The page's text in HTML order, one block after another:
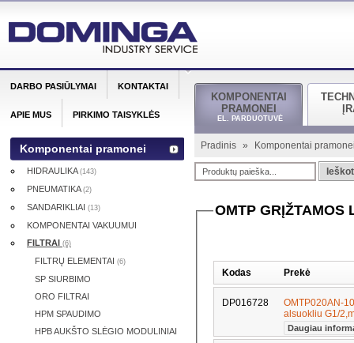
KOMPONENTAI
PRAMONEI
EL. PARDUOTUVĖ
Pradinis » Komponentai
OMTP GRĮŽTAMOS
Kodas Prekė
DP016728
OMTP020AN-
alsuokliu G1/
Daugiau
DARBO PASIŪLYMAI KONTAKTAI
APIE MUS PIRKIMO TAISYKLĖS
Komponentai pramonei
HIDRAULIKA (143)
PNEUMATIKA (2)
SANDARIKLIAI (13)
KOMPONENTAI VAKUUMUI
FILTRAI (6)
FILTRŲ ELEMENTAI (6)
SP SIURBIMO
ORO FILTRAI
HPM SPAUDIMO
HPB AUKŠTO SLĖGIO MODULINIAI